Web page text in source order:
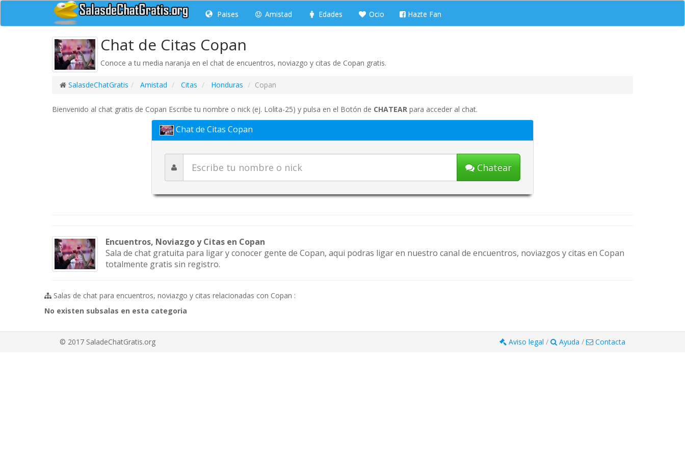
Paises Amistad Edades Ocio Hazte Fan
Chat de Citas Copan
Conoce a tu media naranja en el chat de encuentros, noviazgo y citas de Copan gratis.
SalasdeChatGratis Amistad Citas Honduras Copan
Bienvenido al chat gratis de Copan Escribe tu nombre o nick (ej. Lolita-25) y pulsa en el Botón de CHATEAR para acceder al chat.
Chat de Citas Copan
Chatear
Encuentros, Noviazgo y Citas en Copan
Sala de chat gratuita para ligar y conocer gente de Copan, aqui podras ligar en nuestro canal de encuentros, noviazgos y citas en Copan
totalmente gratis sin registro.
Salas de chat para encuentros, noviazgo y citas relacionadas con Copan :
No existen subsalas en esta categoria
© 2017 SaladeChatGratis.org Aviso legal / Ayuda / Contacta